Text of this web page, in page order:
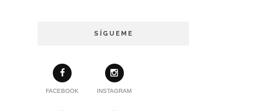
SÍGUEME
FACEBOOK INSTAGRAM